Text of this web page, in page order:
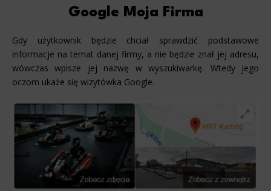
Google Moja Firma
Gdy użytkownik będzie chciał sprawdzić podstawowe
informacje na temat danej firmy, a nie będzie znał jej adresu,
wówczas wpisze jej nazwę w wyszukiwarkę. Wtedy jego
oczom ukaże się wizytówka Google.